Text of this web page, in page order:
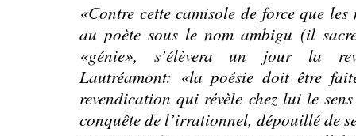
«Contre cette camisole de force que
au poète sous le nom ambigu (il
«génie», s’élèvera un jour la
Lautréamont: «la poésie doit être
revendication qui révèle chez lui le
conquête de l’irrationnel, dépouillé de